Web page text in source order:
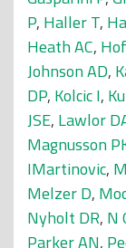
P, Haller T,
Heath AC,
Johnson AD,
DP, Kolcic I,
JSE, Lawlor
Magnusson
IMartinovic,
Melzer D,
Nyholt DR, N
Parker AN,